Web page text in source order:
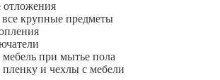
крупные предметы
при мытье пола
и чехлы с мебели